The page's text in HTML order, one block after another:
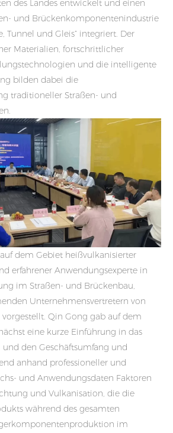
des Landes entwickelt und einen
und Brückenkomponentenindustrie
Tunnel und Gleis“ integriert. Der
Materialien, fortschrittlicher
und die intelligente
bilden dabei die
traditioneller Straßen- und
dem Gebiet heißvulkanisierter
erfahrener Anwendungsexperte in
im Straßen- und Brückenbau,
Unternehmensvertretern von
Qin Gong gab auf dem
eine kurze Einführung in das
den Geschäftsumfang und
anhand professioneller und
und Anwendungsdaten Faktoren
und Vulkanisation, die die
während des gesamten
im